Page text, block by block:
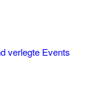
verlegte Events